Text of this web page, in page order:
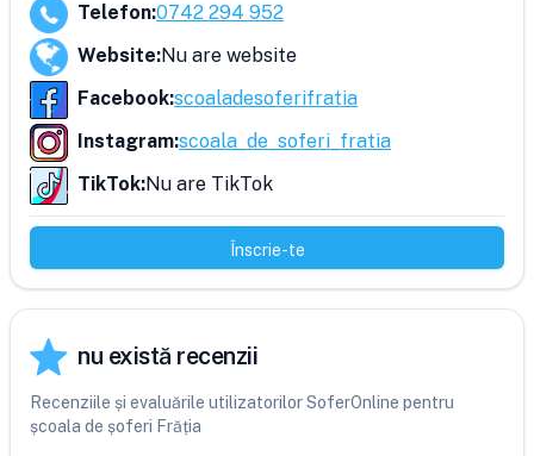
Telefon:0742 294 952
Website:Nu are website
Facebook:scoaladesoferifratia
Instagram:scoala_de_soferi_fratia
TikTok:Nu are TikTok
Înscrie-te
nu există recenzii
Recenziile și evaluările utilizatorilor SoferOnline pentru
școala de șoferi Frăția